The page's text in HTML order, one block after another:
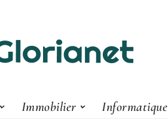
Immobilier Informatique